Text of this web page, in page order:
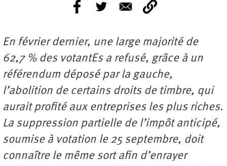
En février dernier, une large majorité de
62,7 % des votantEs a refusé, grâce à un
référendum déposé par la gauche,
l’abolition de certains droits de timbre, qui
aurait profité aux entreprises les plus riches.
La suppression partielle de l’impôt anticipé,
soumise à votation le 25 septembre, doit
connaître le même sort afin d’enrayer